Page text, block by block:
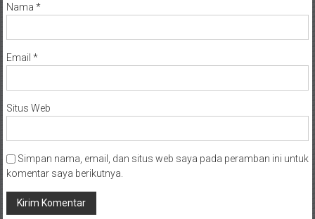
Nama *
Email *
Situs Web
Simpan nama, email, dan situs web saya pada peramban ini untuk
komentar saya berikutnya.